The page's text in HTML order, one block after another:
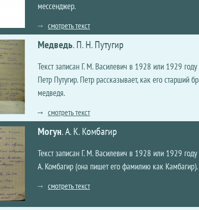
мессенджер.
смотреть текст
Медведь.П. Н. Путугир
Текст записан Г. М. Василевич в 1928 или 1929
Петр Путугир. Петр рассказывает, как его старший
медведя.
смотреть текст
Могун.А. К. Комбагир
Текст записан Г. М. Василевич в 1928 или 1929
А. Комбагир (она пишет его фамилию как Камбагир).
смотреть текст